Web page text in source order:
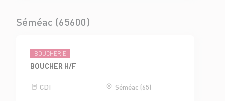
Séméac (65600)
BOUCHERIE
BOUCHER H/F
CDI Séméac (65)